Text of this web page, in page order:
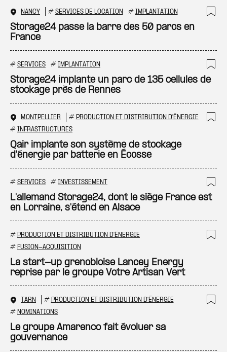
NANCY # SERVICES DE LOCATION # IMPLANTATION
Storage24 passe la barre des 50 parcs en
France
# SERVICES # IMPLANTATION
Storage24 implante un parc de 135 cellules de
stockage près de Rennes
MONTPELLIER # PRODUCTION ET DISTRIBUTION D'ÉNERGIE
# INFRASTRUCTURES
Qair implante son système de stockage
d'énergie par batterie en Écosse
# SERVICES # INVESTISSEMENT
L'allemand Storage24, dont le siège France est
en Lorraine, s'étend en Alsace
# PRODUCTION ET DISTRIBUTION D'ÉNERGIE
# FUSION-ACQUISITION
La start-up grenobloise Lancey Energy
reprise par le groupe Votre Artisan Vert
TARN # PRODUCTION ET DISTRIBUTION D'ÉNERGIE
# NOMINATIONS
Le groupe Amarenco fait évoluer sa
gouvernance